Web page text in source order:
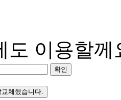
도 이용할께
확인
체했습니다.